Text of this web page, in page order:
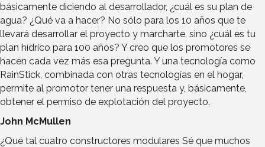
básicamente diciendo al desarrollador, ¿cuál es su plan de
agua? ¿Qué va a hacer? No sólo para los 10 años que te
llevará desarrollar el proyecto y marcharte, sino ¿cuál es tu
plan hídrico para 100 años? Y creo que los promotores se
hacen cada vez más esa pregunta. Y una tecnología como
RainStick, combinada con otras tecnologías en el hogar,
permite al promotor tener una respuesta y, básicamente,
obtener el permiso de explotación del proyecto.
John McMullen
¿Qué tal cuatro constructores modulares Sé que muchos